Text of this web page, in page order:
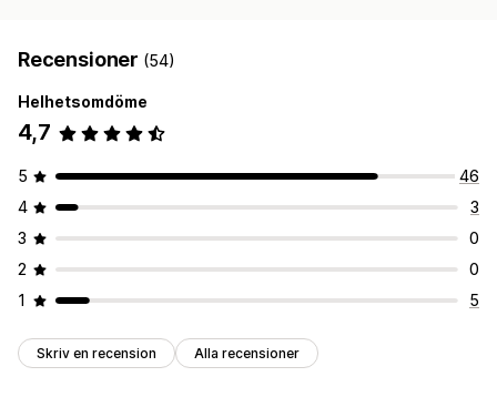
Recensioner (54)
Helhetsomdöme
4,7
5
46
4
3
3
0
2
0
1
5
Skriv en recension Alla recensioner